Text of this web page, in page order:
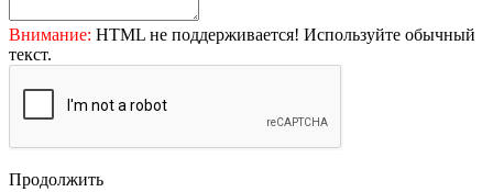
Внимание: HTML не поддерживается! Используйте обычный
текст.
Продолжить